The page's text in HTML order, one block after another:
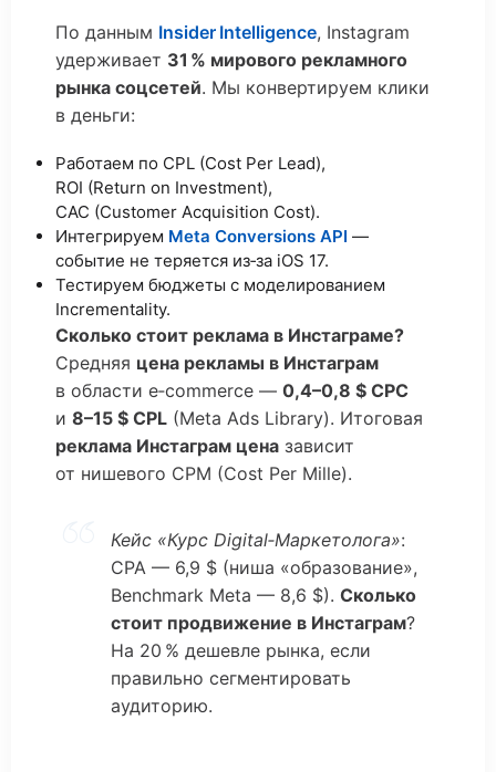
По данным Insider Intelligence, Instagram
удерживает 31 % мирового рекламного
рынка соцсетей. Мы конвертируем клики
в деньги:
Работаем по CPL (Cost Per Lead),
ROI (Return on Investment),
CAC (Customer Acquisition Cost).
Интегрируем Meta Conversions API —
событие не теряется из‑за iOS 17.
Тестируем бюджеты с моделированием
Incrementality.
Сколько стоит реклама в Инстаграме?
Средняя цена рекламы в Инстаграм
в области e‑commerce — 0,4–0,8 $ CPC
и 8–15 $ CPL (Meta Ads Library). Итоговая
реклама Инстаграм цена зависит
от нишевого CPM (Cost Per Mille).
Кейс «Курс Digital‑Маркетолога»:
CPA — 6,9 $ (ниша «образование»,
Benchmark Meta — 8,6 $). Сколько
стоит продвижение в Инстаграм?
На 20 % дешевле рынка, если
правильно сегментировать
аудиторию.